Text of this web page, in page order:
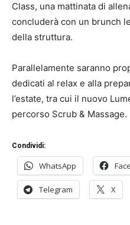
Class, una mattinata di
concluderà con un brunch
della struttura.
Parallelamente saranno
dedicati al relax e alla
l’estate, tra cui il nuovo
percorso Scrub & Massage.
Condividi:
WhatsApp
Telegram X